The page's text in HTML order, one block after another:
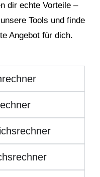
dir echte Vorteile –
Tools und finde
Angebot für dich.